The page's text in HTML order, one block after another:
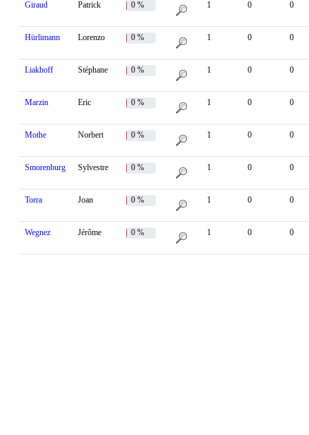
Giraud Patrick 0 % 1 0 0
Hürlimann Lorenzo 0 % 1 0 0
Liakhoff Stéphane 0 % 1 0 0
Marzin Eric 0 % 1 0 0
Mothe Norbert 0 % 1 0 0
Smorenburg Sylvestre 0 % 1 0 0
Torra Joan 0 % 1 0 0
Wegnez Jérôme 0 % 1 0 0